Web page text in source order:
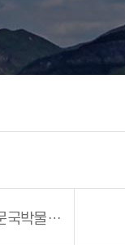
의성상상놀이터(의성조문국박물관 별관)